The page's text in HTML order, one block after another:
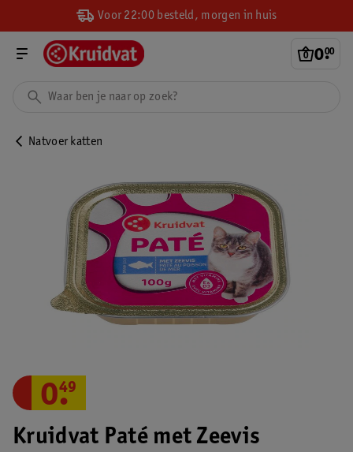
Voor 22:00 besteld, morgen in huis
0.
00
Natvoer katten
Kruidvat Paté met Zeevis
0.
49